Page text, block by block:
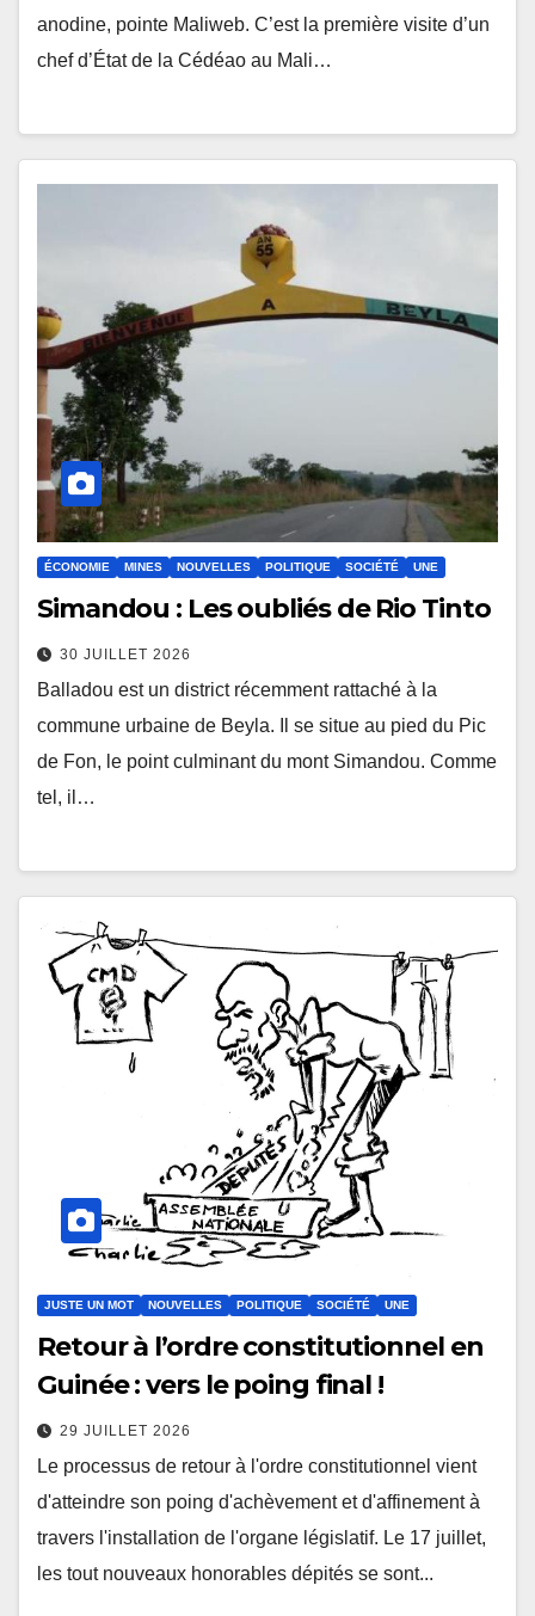
anodine, pointe Maliweb. C’est la première visite d’un
chef d’État de la Cédéao au Mali…
ÉCONOMIE MINES NOUVELLES POLITIQUE SOCIÉTÉ UNE
Simandou : Les oubliés de Rio Tinto
30 JUILLET 2026
Balladou est un district récemment rattaché à la
commune urbaine de Beyla. Il se situe au pied du Pic
de Fon, le point culminant du mont Simandou. Comme
tel, il…
JUSTE UN MOT NOUVELLES POLITIQUE SOCIÉTÉ UNE
Retour à l’ordre constitutionnel en
Guinée : vers le poing final !
29 JUILLET 2026
Le processus de retour à l'ordre constitutionnel vient
d'atteindre son poing d'achèvement et d'affinement à
travers l'installation de l'organe législatif. Le 17 juillet,
les tout nouveaux honorables dépités se sont...